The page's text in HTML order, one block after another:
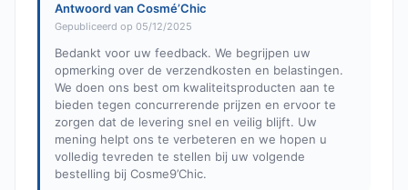
Antwoord van Cosmé’Chic
Gepubliceerd op 05/12/2025
Bedankt voor uw feedback. We begrijpen uw
opmerking over de verzendkosten en belastingen.
We doen ons best om kwaliteitsproducten aan te
bieden tegen concurrerende prijzen en ervoor te
zorgen dat de levering snel en veilig blijft. Uw
mening helpt ons te verbeteren en we hopen u
volledig tevreden te stellen bij uw volgende
bestelling bij Cosme9’Chic.